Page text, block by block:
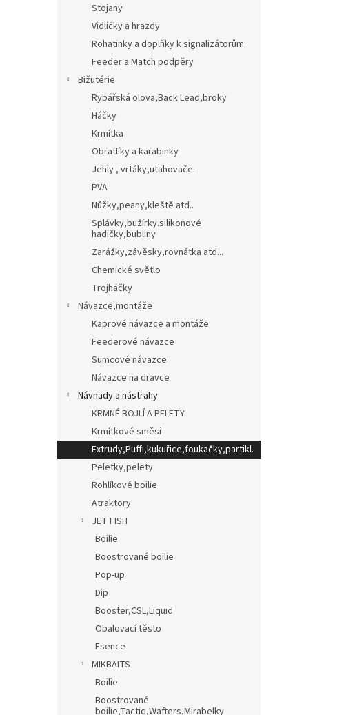
Stojany
Vidličky a hrazdy
Rohatinky a doplňky k signalizátorům
Feeder a Match podpěry
Bižutérie
Rybářská olova,Back Lead,broky
Háčky
Krmítka
Obratlíky a karabinky
Jehly , vrtáky,utahovače.
PVA
Nůžky,peany,kleště atd..
Splávky,bužírky.silikonové
hadičky,bubliny
Zarážky,závěsky,rovnátka atd...
Chemické světlo
Trojháčky
Návazce,montáže
Kaprové návazce a montáže
Feederové návazce
Sumcové návazce
Návazce na dravce
Návnady a nástrahy
KRMNÉ BOJLÍ A PELETY
Krmítkové směsi
Extrudy,Puffi,kukuřice,foukačky,partikl.
Peletky,pelety.
Rohlíkové boilie
Atraktory
JET FISH
Boilie
Boostrované boilie
Pop-up
Dip
Booster,CSL,Liquid
Obalovací těsto
Esence
MIKBAITS
Boilie
Boostrované
boilie,Tactiq,Wafters,Mirabelky